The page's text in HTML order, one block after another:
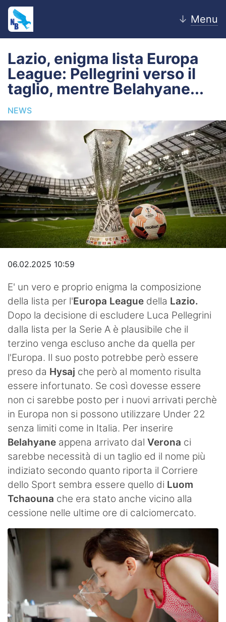
↓ Menu
Home
News
Pagelle
Settore Giovanile
Lazio Women
Calciomercato
Video
Lazio, enigma lista Europa
League: Pellegrini verso il
taglio, mentre Belahyane...
NEWS
06.02.2025 10:59
E' un vero e proprio enigma la composizione
della lista per l'Europa League della Lazio.
Dopo la decisione di escludere Luca Pellegrini
dalla lista per la Serie A è plausibile che il
terzino venga escluso anche da quella per
l'Europa. Il suo posto potrebbe però essere
preso da Hysaj che però al momento risulta
essere infortunato. Se così dovesse essere
non ci sarebbe posto per i nuovi arrivati perchè
in Europa non si possono utilizzare Under 22
senza limiti come in Italia. Per inserire
Belahyane appena arrivato dal Verona ci
sarebbe necessità di un taglio ed il nome più
indiziato secondo quanto riporta il Corriere
dello Sport sembra essere quello di Luom
Tchaouna che era stato anche vicino alla
cessione nelle ultime ore di calciomercato.